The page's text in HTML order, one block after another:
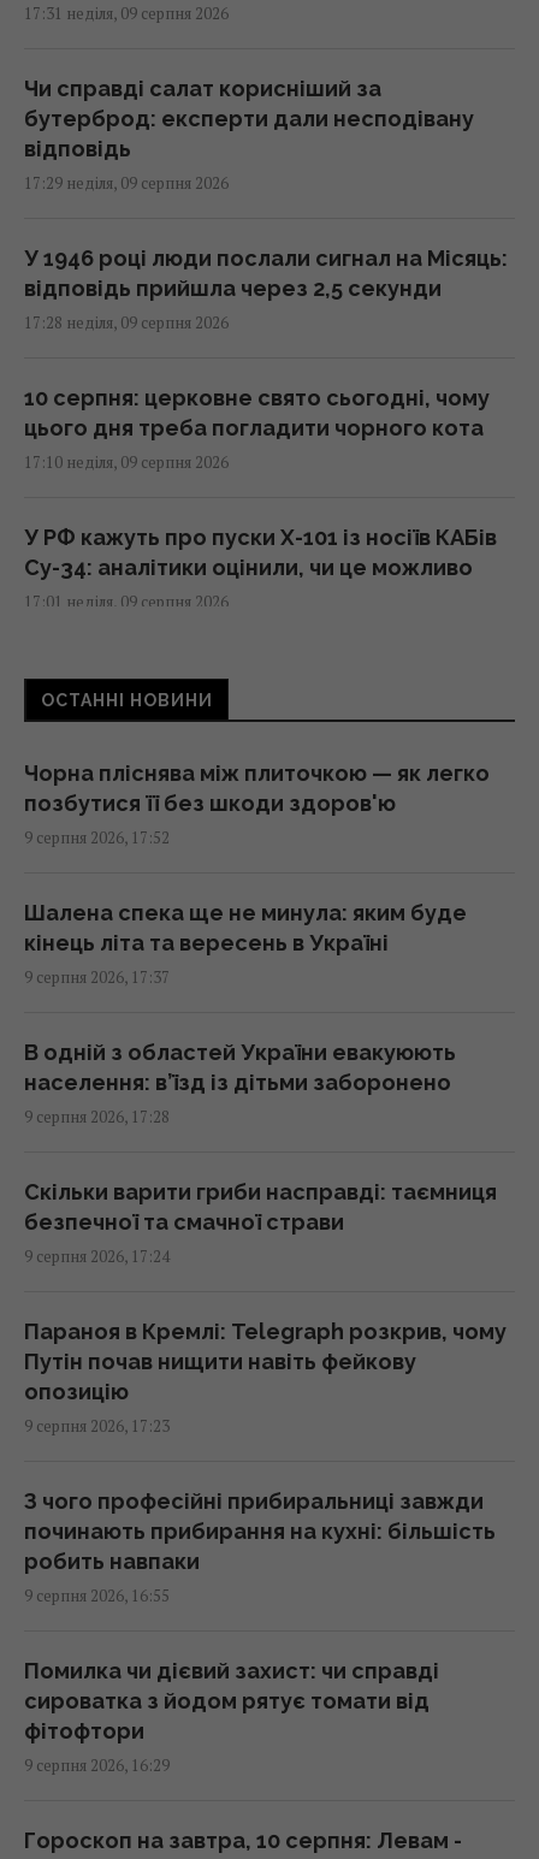
17:31 неділя, 09 серпня 2026
Чи справді салат корисніший за
бутерброд: експерти дали несподівану
відповідь
17:29 неділя, 09 серпня 2026
У 1946 році люди послали сигнал на Місяць:
відповідь прийшла через 2,5 секунди
17:28 неділя, 09 серпня 2026
10 серпня: церковне свято сьогодні, чому
цього дня треба погладити чорного кота
17:10 неділя, 09 серпня 2026
У РФ кажуть про пуски Х-101 із носіїв КАБів
Су-34: аналітики оцінили, чи це можливо
17:01 неділя, 09 серпня 2026
Гороскоп на 10 серпня: Левам – діяти
сміливіше, Тельцям – вибачення
Ескалація повітряної війни призвела до
росту жертв серед мирного населення
16:56 неділя, 09 серпня 2026
Метеозалежність – це не міф: лікарка
людей
16:56 неділя, 09 серпня 2026
причина була далеко не королівською
16:42 неділя, 09 серпня 2026
проблеми для економіки РФ: у WSJ
розкрили деталі
16:36 неділя, 09 серпня 2026
сном: для чого це потрібно
16:26 неділя, 09 серпня 2026
Удосконалені "Герані" ворога: експерт
16:09 неділя, 09 серпня 2026
Надто товсте утеплення будинку може
виявитися марною витратою грошей
ОСТАННІ НОВИНИ
Чорна пліснява між плиточкою — як легко
позбутися її без шкоди здоров'ю
9 серпня 2026, 17:52
Шалена спека ще не минула: яким буде
кінець літа та вересень в Україні
9 серпня 2026, 17:37
В одній з областей України евакуюють
населення: в’їзд із дітьми заборонено
9 серпня 2026, 17:28
Скільки варити гриби насправді: таємниця
безпечної та смачної страви
9 серпня 2026, 17:24
Параноя в Кремлі: Telegraph розкрив, чому
Путін почав нищити навіть фейкову
опозицію
9 серпня 2026, 17:23
З чого професійні прибиральниці завжди
починають прибирання на кухні: більшість
робить навпаки
9 серпня 2026, 16:55
Помилка чи дієвий захист: чи справді
сироватка з йодом рятує томати від
фітофтори
9 серпня 2026, 16:29
Гороскоп на завтра, 10 серпня: Левам -